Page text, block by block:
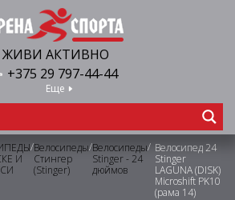
ЖИВИ АКТИВНО
+375 29 797-44-44
Еще
И
/Велосипеды
Стингер
(Stinger)
/Велосипеды
Stinger - 24
дюймов
/ Велосипед 24
Stinger
LAGUNA (DISK)
Microshift PK10
(рама 14)